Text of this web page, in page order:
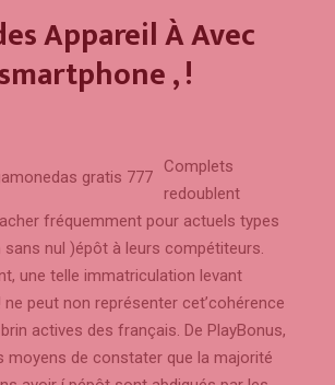
Appareil À Avec
, !
Complets
redoublent
fréquemment pour actuels types
nul )épôt à leurs compétiteurs.
une telle immatriculation levant
ne peut non représenter cet’cohérence
actives des français. De PlayBonus,
moyens de constater que la majorité